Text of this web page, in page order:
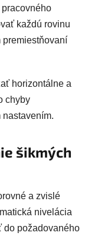
každú rovinu
premiestňovaní
horizontálne a
chyby
šikmých
a zvislé
nivelácia
do požadovaného